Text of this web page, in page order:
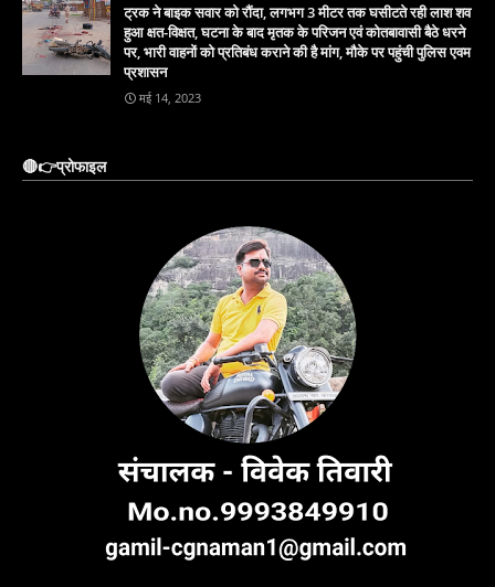
ट्रक ने बाइक सवार को रौंदा, लगभग 3 मीटर तक घसीटते रही लाश शव
हुआ क्षत-विक्षत, घटना के बाद मृतक के परिजन एवं कोतबावासी बैठे धरने
पर, भारी वाहनों को प्रतिबंध कराने की है मांग, मौके पर पहुंची पुलिस एवम
प्रशासन
मई 14, 2023
🔴👉प्रोफाइल